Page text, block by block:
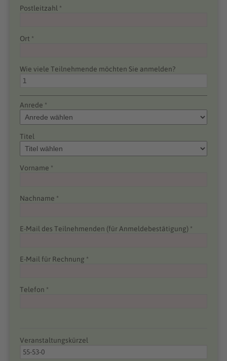
Postleitzahl *
Ort *
Wie viele Teilnehmende möchten Sie anmelden?
Anrede *
Titel
Vorname *
Nachname *
E-Mail des Teilnehmenden (für Anmeldebestätigung) *
E-Mail für Rechnung *
Telefon *
Veranstaltungskürzel